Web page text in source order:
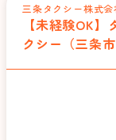
三条タクシー株式会
【未経験OK
クシー（三条市